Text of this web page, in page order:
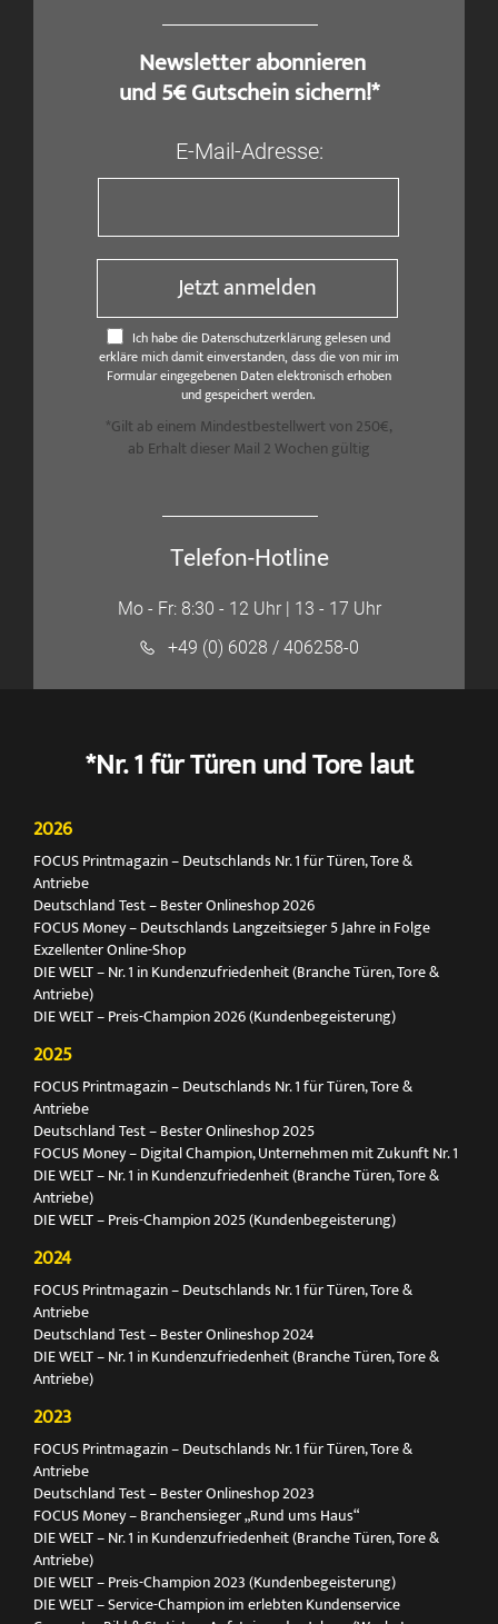
​ Newsletter abonnieren
und 5€ Gutschein sichern!*
E-Mail-Adresse:
Jetzt anmelden
Ich habe die Datenschutzerklärung gelesen und
erkläre mich damit einverstanden, dass die von mir im
Formular eingegebenen Daten elektronisch erhoben
und gespeichert werden.
*Gilt ab einem Mindestbestellwert von 250€,
ab Erhalt dieser Mail 2 Wochen gültig
Telefon-Hotline
Mo - Fr: 8:30 - 12 Uhr | 13 - 17 Uhr
+49 (0) 6028 / 406258-0
*Nr. 1 für Türen und Tore laut
2026
FOCUS Printmagazin – Deutschlands Nr. 1 für Türen, Tore &
Antriebe
Deutschland Test – Bester Onlineshop 2026
FOCUS Money – Deutschlands Langzeitsieger 5 Jahre in Folge
Exzellenter Online-Shop
DIE WELT – Nr. 1 in Kundenzufriedenheit (Branche Türen, Tore &
Antriebe)
DIE WELT – Preis-Champion 2026 (Kundenbegeisterung)
2025
FOCUS Printmagazin – Deutschlands Nr. 1 für Türen, Tore &
Antriebe
Deutschland Test – Bester Onlineshop 2025
FOCUS Money – Digital Champion, Unternehmen mit Zukunft Nr. 1
DIE WELT – Nr. 1 in Kundenzufriedenheit (Branche Türen, Tore &
Antriebe)
DIE WELT – Preis-Champion 2025 (Kundenbegeisterung)
2024
FOCUS Printmagazin – Deutschlands Nr. 1 für Türen, Tore &
Antriebe
Deutschland Test – Bester Onlineshop 2024
DIE WELT – Nr. 1 in Kundenzufriedenheit (Branche Türen, Tore &
Antriebe)
2023
FOCUS Printmagazin – Deutschlands Nr. 1 für Türen, Tore &
Antriebe
Deutschland Test – Bester Onlineshop 2023
FOCUS Money – Branchensieger „Rund ums Haus“
DIE WELT – Nr. 1 in Kundenzufriedenheit (Branche Türen, Tore &
Antriebe)
DIE WELT – Preis-Champion 2023 (Kundenbegeisterung)
DIE WELT – Service-Champion im erlebten Kundenservice